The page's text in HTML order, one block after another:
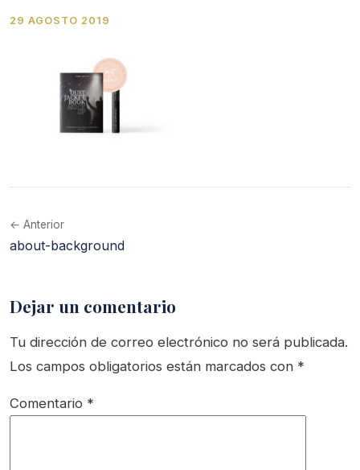
29 AGOSTO 2019
← Anterior
about-background
Dejar un comentario
Tu dirección de correo electrónico no será publicada.
Los campos obligatorios están marcados con *
Comentario *